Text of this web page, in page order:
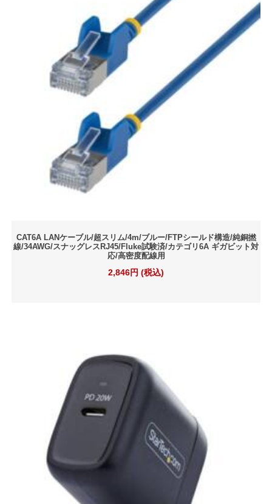
CAT6A LANケーブル/超スリム/4m/ブルー/FTPシールド構造/純銅撚
線/34AWG/スナッグレスRJ45/Fluke試験済/カテゴリ6A ギガビット対
応/高密度配線用
2,846円 (税込)